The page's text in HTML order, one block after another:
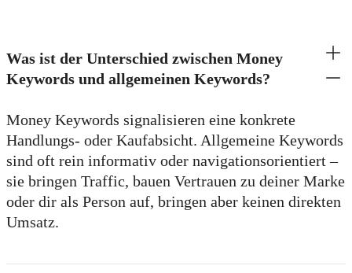
Was ist der Unterschied zwischen Money
Keywords und allgemeinen Keywords?
Money Keywords signalisieren eine konkrete
Handlungs- oder Kaufabsicht. Allgemeine Keywords
sind oft rein informativ oder navigationsorientiert –
sie bringen Traffic, bauen Vertrauen zu deiner Marke
oder dir als Person auf, bringen aber keinen direkten
Umsatz.